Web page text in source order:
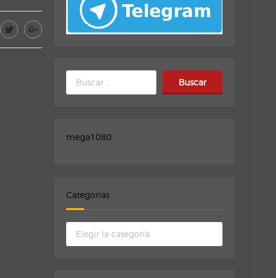
Buscar:
mega1080
Categorias
Categorias